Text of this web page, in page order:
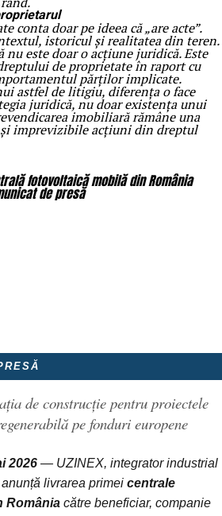
conta doar pe ideea că „are acte”.
istoricul și realitatea din teren.
nu este doar o acțiune juridică. Este
de proprietate în raport cu
părților implicate.
astfel de litigiu, diferența o face
juridică, nu doar existența unui
imobiliară rămâne una
imprevizibile acțiuni din dreptul
fotovoltaică mobilă din România
de presă
de construcție pentru proiectele
pe fonduri europene
2026 — UZINEX, integrator industrial
livrarea primei centrale
România către beneficiar, companie